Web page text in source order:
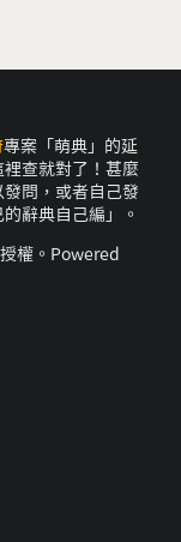
專案「萌典」的延
查就對了！甚麼
問，或者自己發
辭典自己編」。
權。Powered